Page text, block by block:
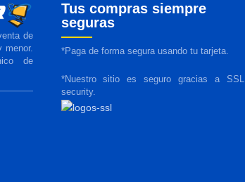
de
menor.
de
Tus compras siempre
seguras
*Paga de forma segura usando tu tarjeta.
*Nuestro sitio es seguro gracias a SSL
security.